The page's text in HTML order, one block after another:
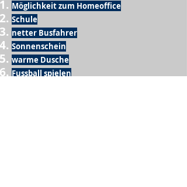
Möglichkeit zum Homeoffice
Schule
netter Busfahrer
Sonnenschein
warme Dusche
Fussball spielen